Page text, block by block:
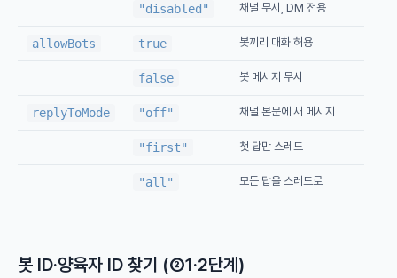
"disabled" 채널 무시, DM 전용
allowBots true 봇끼리 대화 허용
false 봇 메시지 무시
replyToMode "off" 채널 본문에 새 메시지
"first" 첫 답만 스레드
"all" 모든 답을 스레드로
봇 ID·양육자 ID 찾기 (②1·2단계)